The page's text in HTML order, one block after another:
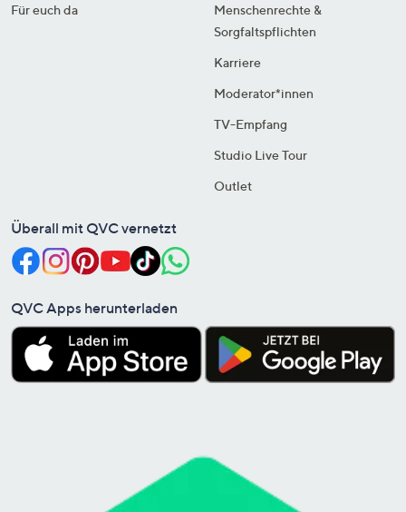
Für euch da
Menschenrechte &
Sorgfaltspflichten
Karriere
Moderator*innen
TV-Empfang
Studio Live Tour
Outlet
Überall mit QVC vernetzt
QVC Apps herunterladen